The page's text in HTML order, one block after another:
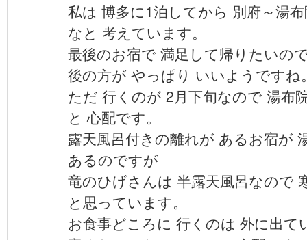
私は 博多に1泊してから 別府～湯
なと 考えています。
最後のお宿で 満足して帰りたいの
後の方が やっぱり いいようですね
ただ 行くのが 2月下旬なので 湯布
と 心配です。
露天風呂付きの離れが あるお宿が
あるのですが
竜のひげさんは 半露天風呂なので
と思っています。
お食事どころに 行くのは 外に出て